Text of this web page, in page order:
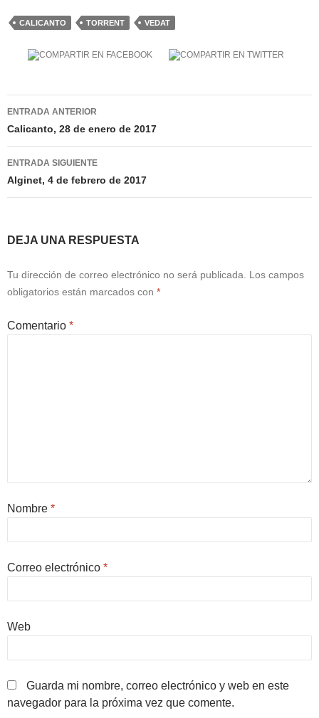
CALICANTO TORRENT VEDAT
Navegación
de
entradas
ENTRADA ANTERIOR
Calicanto, 28 de enero de 2017
ENTRADA SIGUIENTE
Alginet, 4 de febrero de 2017
DEJA UNA RESPUESTA
Tu dirección de correo electrónico no será publicada.
Los campos
obligatorios están marcados con *
Comentario *
Nombre *
Correo electrónico *
Web
Guarda mi nombre, correo electrónico y web en este
navegador para la próxima vez que comente.